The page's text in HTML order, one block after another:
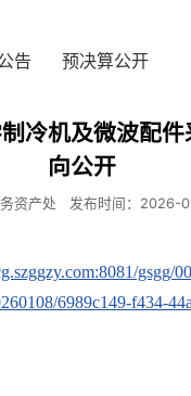
告 预决算公开
冷机及微波配
向公开
资产处 发布时间：2026-
gsgg/
6989c149-f434-